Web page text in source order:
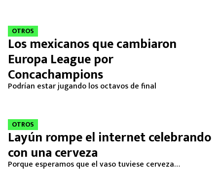
SELECCIÓN MEXICANA
FUTBOL INTERNACIONAL
MEXICANOS EN EL EXTRANJERO
FÓRMULA 1
BOXEO
OTROS
Los mexicanos que cambiaron
Europa League por
Concachampions
Podrían estar jugando los octavos de final
OTROS
Layún rompe el internet celebrando
con una cerveza
Porque esperamos que el vaso tuviese cerveza…